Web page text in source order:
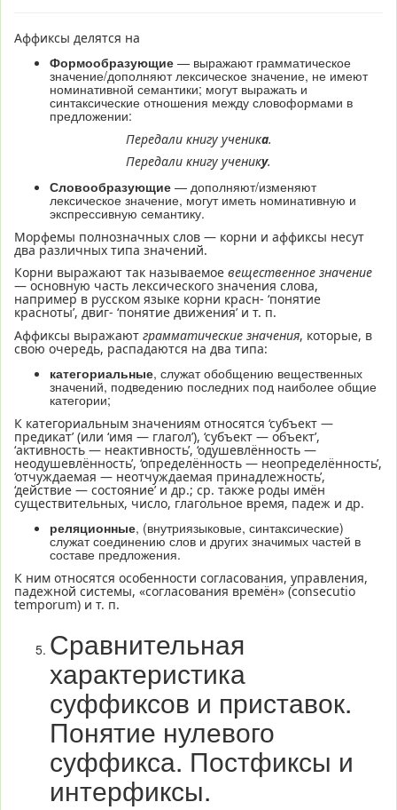
Аффиксы делятся на
Формообразующие — выражают грамматическое
значение/дополняют лексическое значение, не имеют
номинативной семантики; могут выражать и
синтаксические отношения между словоформами в
предложении:
Передали книгу ученика.
Передали книгу ученику.
Словообразующие — дополняют/изменяют
лексическое значение, могут иметь номинативную и
экспрессивную семантику.
Морфемы полнозначных слов — корни и аффиксы несут
два различных типа значений.
Корни выражают так называемое вещественное значение
— основную часть лексического значения слова,
например в русском языке корни красн- ‘понятие
красноты’, двиг- ‘понятие движения’ и т. п.
Аффиксы выражают грамматические значения, которые, в
свою очередь, распадаются на два типа:
категориальные, служат обобщению вещественных
значений, подведению последних под наиболее общие
категории;
К категориальным значениям относятся ‘субъект —
предикат’ (или ‘имя — глагол’), ‘субъект — объект’,
‘активность — неактивность’, ‘одушевлённость —
неодушевлённость’, ‘определён­ность — неопределённость’,
‘отчуждаемая — неотчуждаемая принадлежность’,
‘действие — состояние’ и др.; ср. также роды имён
существительных, число, глагольное время, падеж и др.
реляционные, (внутриязыковые, синтаксические)
служат соедине­нию слов и других значимых частей в
составе предложения.
К ним относятся особенности согласования, управления,
падежной системы, «согласования времён» (consecutio
temporum) и т. п.
Сравнительная
характеристика
суффиксов и приставок.
Понятие нулевого
суффикса. Постфиксы и
интерфиксы.